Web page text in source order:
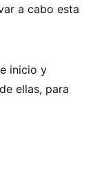
a cabo esta
inicio y
ellas, para